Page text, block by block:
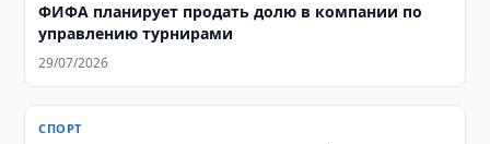
ФИФА планирует продать долю в компании по
управлению турнирами
29/07/2026
СПОРТ